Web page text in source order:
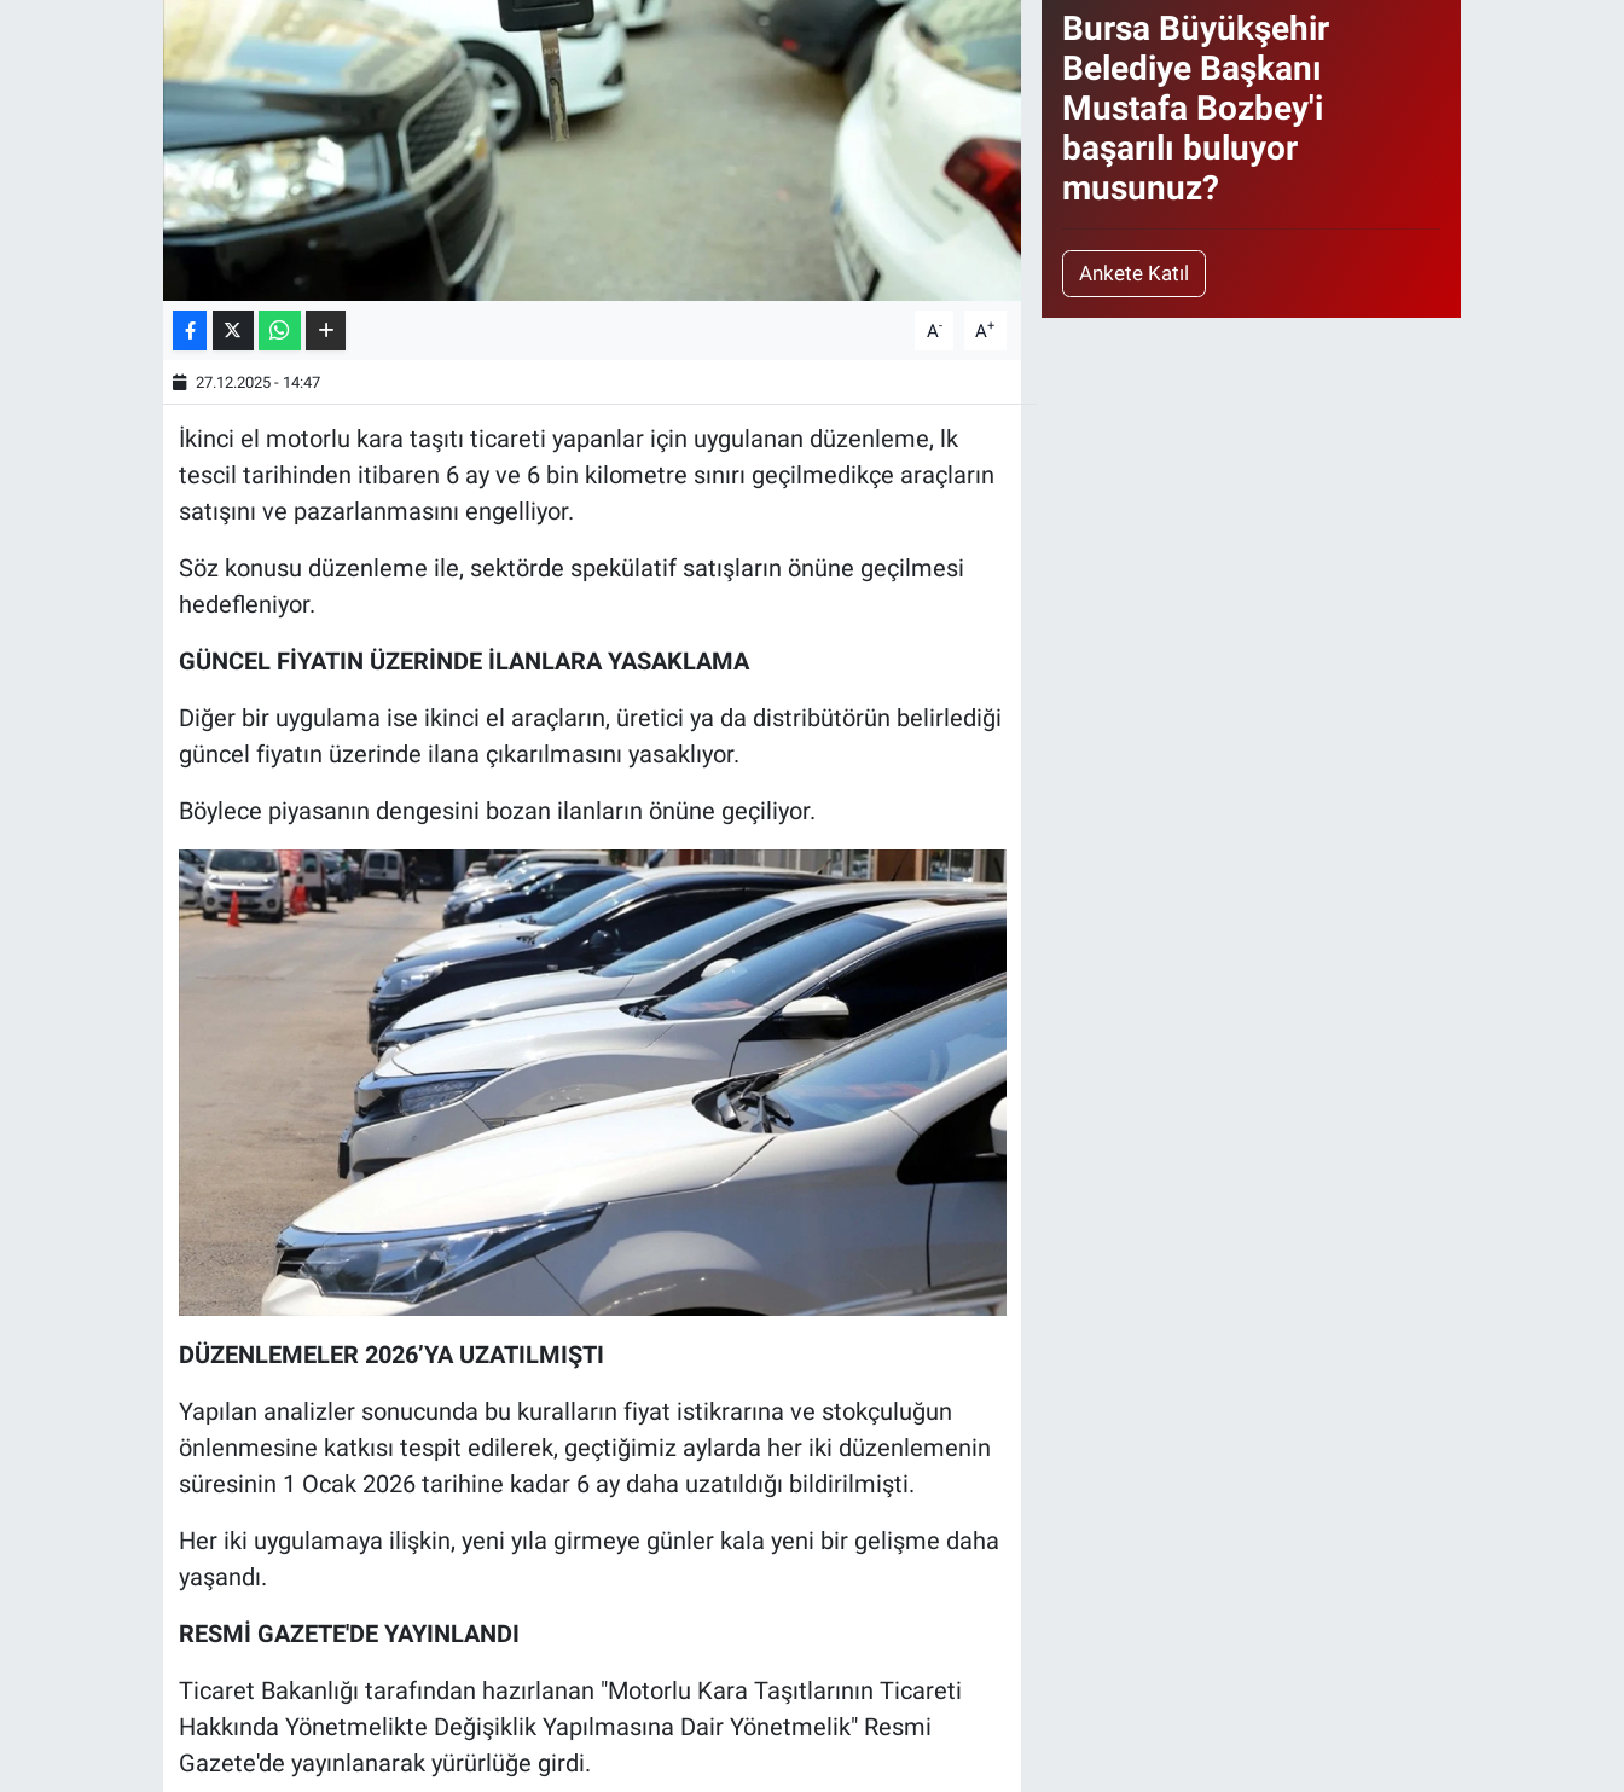
A- A+
27.12.2025 - 14:47
İkinci el motorlu kara taşıtı ticareti yapanlar için uygulanan düzenleme, lk
tescil tarihinden itibaren 6 ay ve 6 bin kilometre sınırı geçilmedikçe araçların
satışını ve pazarlanmasını engelliyor.
Söz konusu düzenleme ile, sektörde spekülatif satışların önüne geçilmesi
hedefleniyor.
GÜNCEL FİYATIN ÜZERİNDE İLANLARA YASAKLAMA
Diğer bir uygulama ise ikinci el araçların, üretici ya da distribütörün belirlediği
güncel fiyatın üzerinde ilana çıkarılmasını yasaklıyor.
Böylece piyasanın dengesini bozan ilanların önüne geçiliyor.
DÜZENLEMELER 2026’YA UZATILMIŞTI
Yapılan analizler sonucunda bu kuralların fiyat istikrarına ve stokçuluğun
önlenmesine katkısı tespit edilerek, geçtiğimiz aylarda her iki düzenlemenin
süresinin 1 Ocak 2026 tarihine kadar 6 ay daha uzatıldığı bildirilmişti.
Her iki uygulamaya ilişkin, yeni yıla girmeye günler kala yeni bir gelişme daha
yaşandı.
RESMİ GAZETE'DE YAYINLANDI
Ticaret Bakanlığı tarafından hazırlanan "Motorlu Kara Taşıtlarının Ticareti
Hakkında Yönetmelikte Değişiklik Yapılmasına Dair Yönetmelik" Resmi
Gazete'de yayınlanarak yürürlüğe girdi.
Bursa Büyükşehir
Belediye Başkanı
Mustafa Bozbey'i
başarılı buluyor
musunuz?
Ankete Katıl